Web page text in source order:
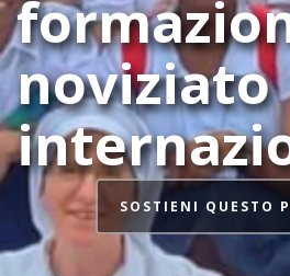
noviziato
SOSTIENI QUESTO